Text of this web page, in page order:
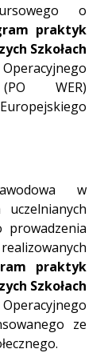
o
praktyk
Szkołach
WER)
w
prowadzenia
praktyk
Szkołach
ze